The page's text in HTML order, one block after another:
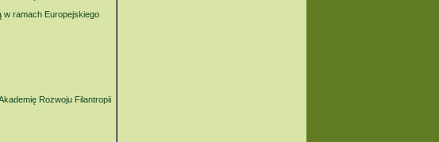
w ramach Europejskiego
Rozwoju Filantropii